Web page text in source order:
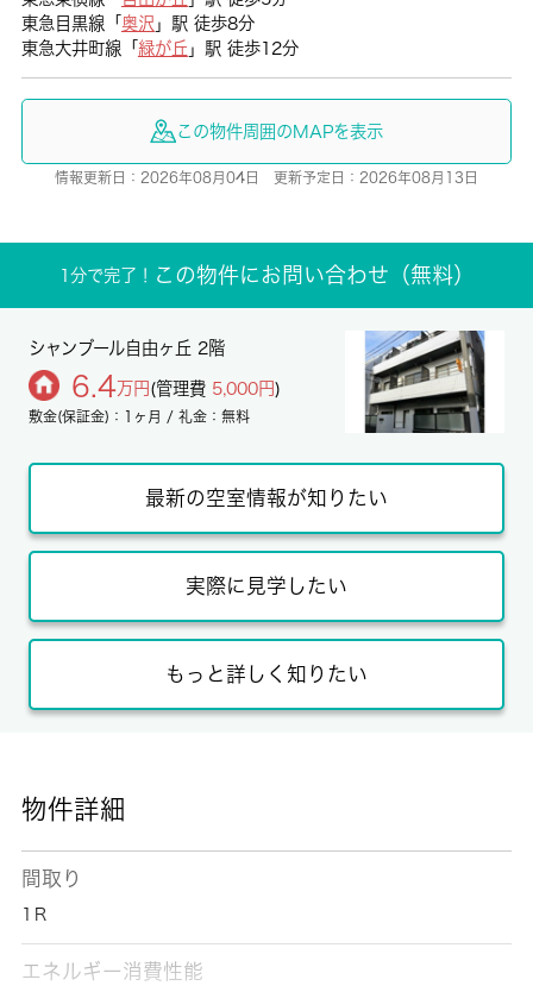
東急目黒線「 奥沢 」駅 徒歩8分
東急大井町線「 緑が丘 」駅 徒歩12分
この物件周囲のMAPを表示
情報更新日：2026年08月04日 更新予定日：2026年08月13日
1分で完了！ この物件にお問い合わせ（無料）
シャンブール自由ヶ丘 2階
6.4万円 (管理費 5,000円)
敷金(保証金)：1ヶ月 / 礼金：無料
最新の空室情報が知りたい
実際に見学したい
もっと詳しく知りたい
物件詳細
間取り
1Ｒ
エネルギー消費性能